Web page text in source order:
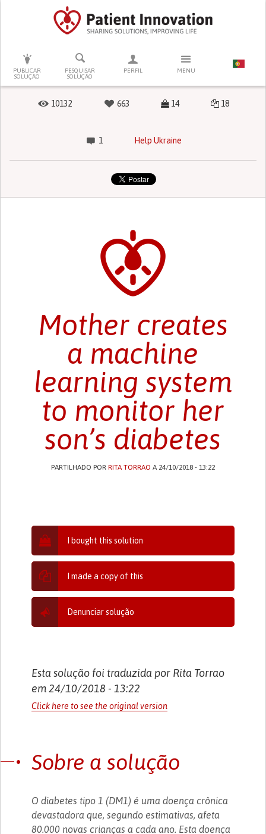
PUBLICAR
SOLUÇÃO
PESQUISAR
SOLUÇÃO
PERFIL MENU
PRESSIONE ENTER PARA PESQUISAR
10132 663 14 18
1 Help Ukraine
Mother creates
a machine
learning system
to monitor her
son’s diabetes
PARTILHADO POR RITA TORRAO A 24/10/2018 - 13:22
I bought this solution
I made a copy of this
Denunciar solução
Esta solução foi traduzida por Rita Torrao
em 24/10/2018 - 13:22
Click here to see the original version
Sobre a solução
O diabetes tipo 1 (DM1) é uma doença crônica
devastadora que, segundo estimativas, afeta
80.000 novas crianças a cada ano. Esta doença